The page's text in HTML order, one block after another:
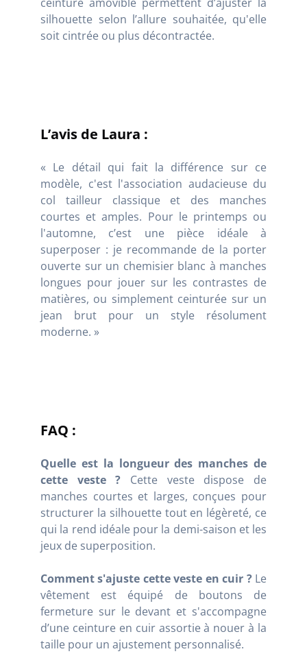
silhouette selon l’allure souhaitée, qu'elle
soit cintrée ou plus décontractée.
L’avis de Laura :
« Le détail qui fait la différence sur ce
modèle, c'est l'association audacieuse du
col tailleur classique et des manches
courtes et amples. Pour le printemps ou
l'automne, c’est une pièce idéale à
superposer : je recommande de la porter
ouverte sur un chemisier blanc à manches
longues pour jouer sur les contrastes de
matières, ou simplement ceinturée sur un
jean brut pour un style résolument
moderne. »
FAQ :
Quelle est la longueur des manches de
cette veste ? Cette veste dispose de
manches courtes et larges, conçues pour
structurer la silhouette tout en légèreté, ce
qui la rend idéale pour la demi-saison et les
jeux de superposition.
Comment s'ajuste cette veste en cuir ?Le
vêtement est équipé de boutons de
fermeture sur le devant et s'accompagne
d’une ceinture en cuir assortie à nouer à la
taille pour un ajustement personnalisé.